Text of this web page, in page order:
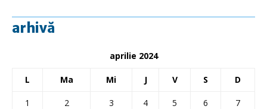
arhivă
aprilie 2024
L Ma Mi J V S D
1 2 3 4 5 6
7